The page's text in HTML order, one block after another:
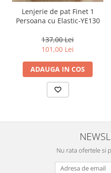
Lenjerie de pat Finet 1
Persoana cu Elastic-YE130
137,00 Lei
101,00 Lei
ADAUGA IN COS
Nu rata ofertele si